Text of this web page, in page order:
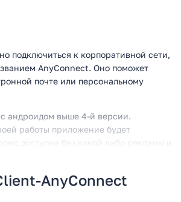
подключиться к корпоративной сети,
AnyConnect. Оно поможет
почте или персональному
андроидом выше 4-й версии.
работы приложение будет
доступна без какой либо рекламы и
AnyConnect